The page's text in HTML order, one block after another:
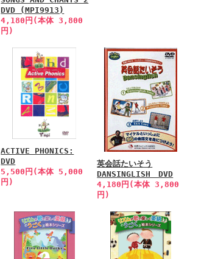
DVD (MPI9913)
4,180円(本体 3,800
円)
ACTIVE PHONICS:
DVD
5,500円(本体 5,000
円)
英会話たいそう
DANSINGLISH DVD
4,180円(本体 3,800
円)